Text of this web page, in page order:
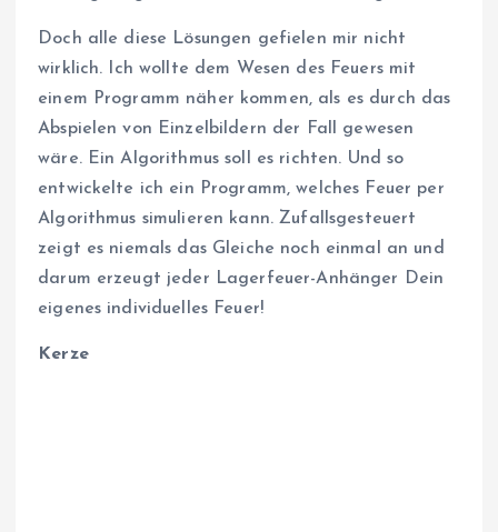
Doch alle diese Lösungen gefielen mir nicht
wirklich. Ich wollte dem Wesen des Feuers mit
einem Programm näher kommen, als es durch das
Abspielen von Einzelbildern der Fall gewesen
wäre. Ein Algorithmus soll es richten. Und so
entwickelte ich ein Programm, welches Feuer per
Algorithmus simulieren kann. Zufallsgesteuert
zeigt es niemals das Gleiche noch einmal an und
darum erzeugt jeder Lagerfeuer-Anhänger Dein
eigenes individuelles Feuer!
Kerze